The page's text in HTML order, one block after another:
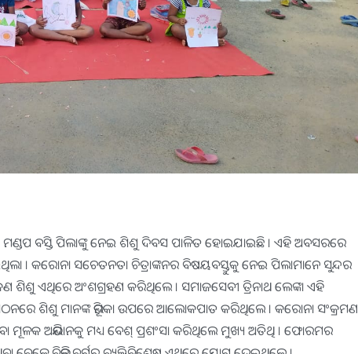
ବସ୍ତି ପିଲାଙ୍କୁ ନେଇ ଶିଶୁ ଦିବସ ପାଳିତ ହୋଇଯାଇଛି । ଏହି ଅବସରରେ
। କରୋନା ସଚେତନତା ଚିତ୍ରାଙ୍କନର ବିଷୟବସ୍ତୁକୁ ନେଇ ପିଲାମାନେ ସୁନ୍ଦର
ଜଣ ଶିଶୁ ଏଥିରେ ଅଂଶଗ୍ରହଣ କରିଥିଲେ । ସମାଜସେବୀ ତ୍ରିନାଥ ଲେଙ୍କା ଏହି
ଶିଶୁ ମାନଙ୍କ ଭୂମିକା ଉପରେ ଆଲୋକପାତ କରିଥିଲେ । କରୋନା ସଂକ୍ରମଣ
ମୂଳକ ଅଭିଯାନକୁ ମଧ୍ୟ ବେଶ୍ ପ୍ରଶଂସା କରିଥିଲେ ମୁଖ୍ୟ ଅତିଥି । ଫୋରମର